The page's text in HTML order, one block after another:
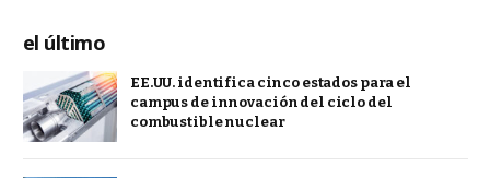
el último
EE.UU. identifica cinco estados para el
campus de innovación del ciclo del
combustible nuclear